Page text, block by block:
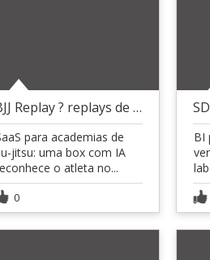
BJJ Replay ? replays de luta com IA
para academias de
jitsu: uma box com IA
o atleta no...
0
BI